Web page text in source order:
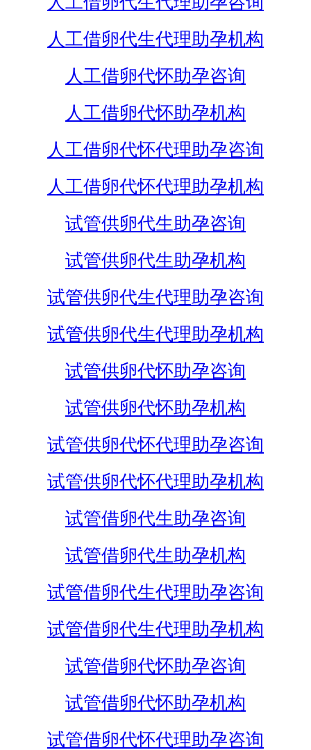
人工借卵代生代理助孕机构
人工借卵代怀助孕咨询
人工借卵代怀助孕机构
人工借卵代怀代理助孕咨询
人工借卵代怀代理助孕机构
试管供卵代生助孕咨询
试管供卵代生助孕机构
试管供卵代生代理助孕咨询
试管供卵代生代理助孕机构
试管供卵代怀助孕咨询
试管供卵代怀助孕机构
试管供卵代怀代理助孕咨询
试管供卵代怀代理助孕机构
试管借卵代生助孕咨询
试管借卵代生助孕机构
试管借卵代生代理助孕咨询
试管借卵代生代理助孕机构
试管借卵代怀助孕咨询
试管借卵代怀助孕机构
试管借卵代怀代理助孕咨询